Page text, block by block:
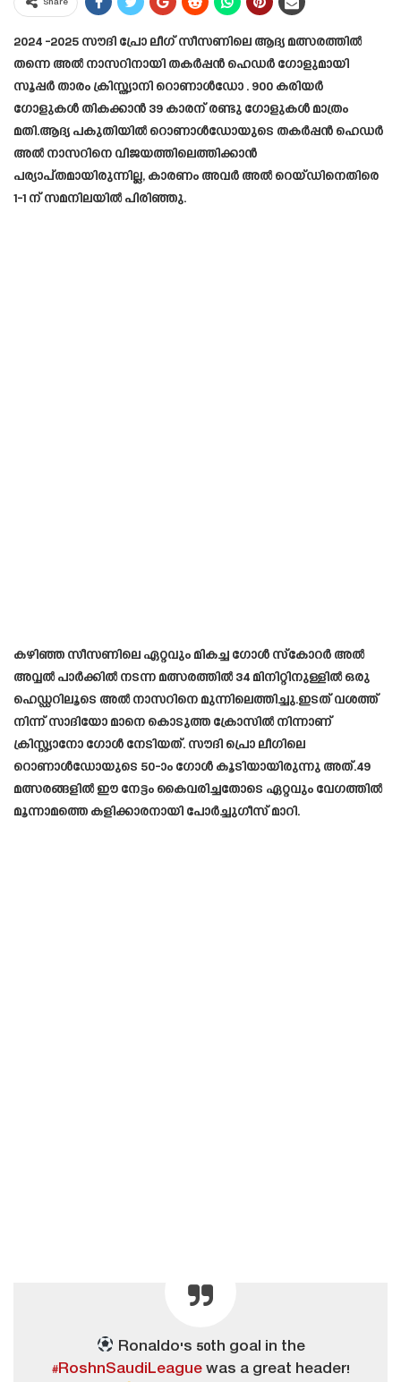
Share
2024 -2025 സൗദി പ്രോ ലീഗ് സീസണിലെ ആദ്യ മത്സരത്തിൽ
തന്നെ അൽ നാസറിനായി തകർപ്പൻ ഹെഡർ ഗോളുമായി
സൂപ്പർ താരം ക്രിസ്ത്യാനി റൊണാൾഡോ . 900 കരിയർ
ഗോളുകൾ തികക്കാൻ 39 കാരന് രണ്ടു ഗോളുകൾ മാത്രം
മതി.ആദ്യ പകുതിയിൽ റൊണാൾഡോയുടെ തകർപ്പൻ ഹെഡർ
അൽ നാസറിനെ വിജയത്തിലെത്തിക്കാൻ
പര്യാപ്തമായിരുന്നില്ല, കാരണം അവർ അൽ റെയ്ഡിനെതിരെ
1-1 ന് സമനിലയിൽ പിരിഞ്ഞു.
കഴിഞ്ഞ സീസണിലെ ഏറ്റവും മികച്ച ഗോൾ സ്‌കോറർ അൽ
അവ്വൽ പാർക്കിൽ നടന്ന മത്സരത്തിൽ 34 മിനിറ്റിനുള്ളിൽ ഒരു
ഹെഡ്ഡറിലൂടെ അൽ നാസറിനെ മുന്നിലെത്തിച്ചു.ഇടത് വശത്ത്
നിന്ന് സാദിയോ മാനെ കൊടുത്ത ക്രോസിൽ നിന്നാണ്
ക്രിസ്റ്റ്യാനോ ഗോൾ നേടിയത്. സൗദി പ്രൊ ലീഗിലെ
റൊണാൾഡോയുടെ 50-ാം ഗോൾ കൂടിയായിരുന്നു അത്.49
മത്സരങ്ങളിൽ ഈ നേട്ടം കൈവരിച്ചതോടെ ഏറ്റവും വേഗത്തിൽ
മൂന്നാമത്തെ കളിക്കാരനായി പോർച്ചുഗീസ് മാറി.
Ronaldo's 50th goal in the
#RoshnSaudiLeague was a great header!